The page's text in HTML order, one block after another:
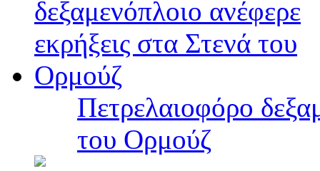
Πετρελαιοφόρο
του Ορμούζ